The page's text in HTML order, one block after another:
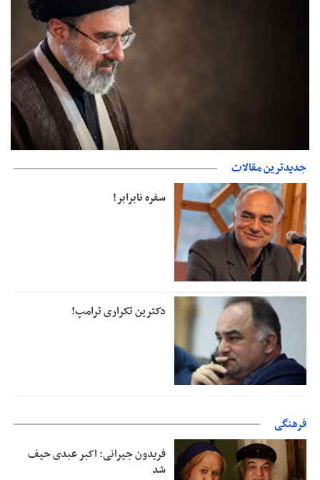
دفتر رهبر انقلاب: مطالب خارج از مراجع رسمی فاقد سندیت است
جدیدترین مقالات
سفره نابرابر!
دکترین تکراری ترامپ!
فرهنگی
فریدون جیرانی: اکبر عبدی حیف
شد